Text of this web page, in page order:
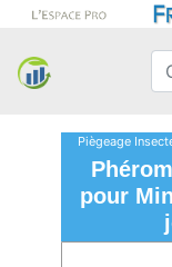
Piègeage
pour